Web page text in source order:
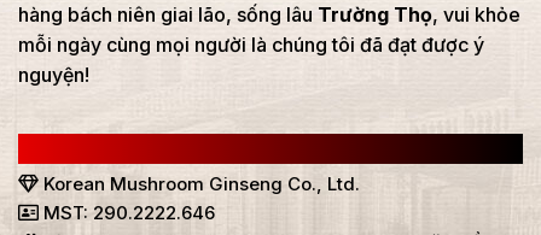
hàng bách niên giai lão, sống lâu Trường Thọ, vui khỏe
mỗi ngày cùng mọi người là chúng tôi đã đạt được ý
nguyện!
Korean Mushroom Ginseng Co., Ltd.
MST: 290.2222.646